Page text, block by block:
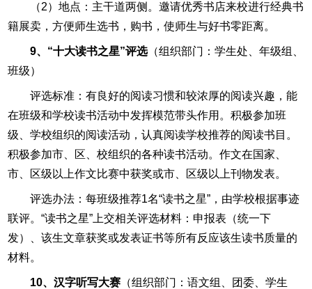
（2）地点：主干道两侧。邀请优秀书店来校进行经典书
籍展卖，方便师生选书，购书，使师生与好书零距离。
9、“十大读书之星”评选（组织部门：学生处、年级组、
班级）
评选标准：有良好的阅读习惯和较浓厚的阅读兴趣，能
在班级和学校读书活动中发挥模范带头作用。积极参加班
级、学校组织的阅读活动，认真阅读学校推荐的阅读书目。
积极参加市、区、校组织的各种读书活动。作文在国家、
市、区级以上作文比赛中获奖或市、区级以上刊物发表。
评选办法：每班级推荐1名“读书之星”，由学校根据事迹
联评。“读书之星”上交相关评选材料：申报表（统一下
发）、该生文章获奖或发表证书等所有反应该生读书质量的
材料。
10、汉字听写大赛 （组织部门：语文组、团委、学生